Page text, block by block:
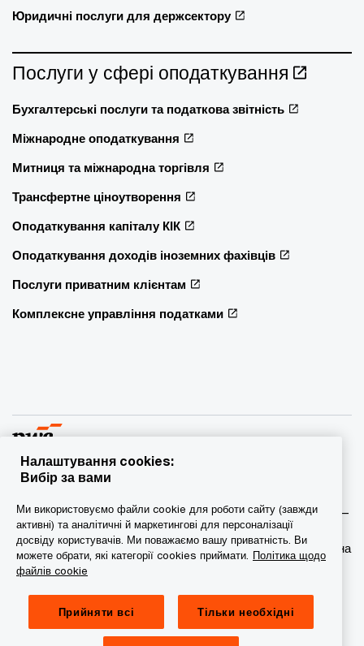
Юридичні послуги для держсектору
Послуги у сфері оподаткування
Бухгалтерські послуги та податкова звітність
Міжнародне оподаткування
Митниця та міжнародна торгівля
Трансфертне ціноутворення
Оподаткування капіталу КІК
Оподаткування доходів іноземних фахівців
Послуги приватним клієнтам
Комплексне управління податками
учасник/фірми-учасниці мережі PwC, а в деяких випадках –
міжнародна мережа PwC. Кожна фірма мережі є
самостійною юридичною особою. Докладніша інформація на
веб-сторінці www.pwc.com/structure.
Конфіденційність
Сookie-файли
Налаштування cookies:
Вибір за вами
Ми використовуємо файли cookie для роботи сайту (завжди
активні) та аналітичні й маркетингові для персоналізації
досвіду користувачів. Ми поважаємо вашу приватність. Ви
можете обрати, які категорії cookies приймати. Політика щодо
файлів cookie
Прийняти всі Тільки необхідні